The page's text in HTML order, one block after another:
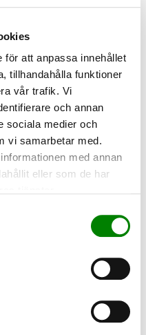
för att anpassa innehållet
tillhandahålla funktioner
vår trafik. Vi
och annan
sociala medier och
vi samarbetar med.
med annan
eller som de har
beställa till som